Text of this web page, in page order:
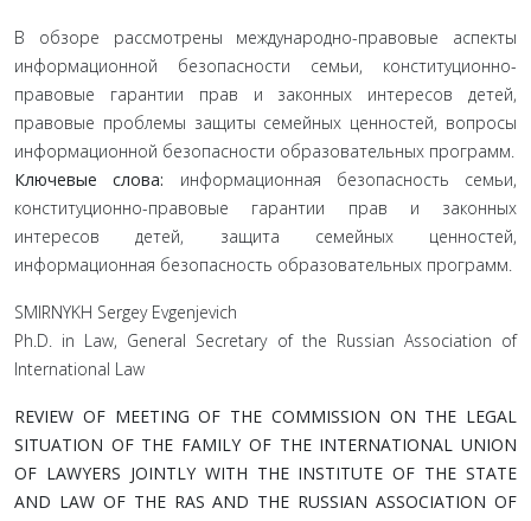
В обзоре рассмотрены международно-правовые аспекты
информационной безопасности семьи, конституционно-
правовые гарантии прав и законных интересов детей,
правовые проблемы защиты семейных ценностей, вопросы
информационной безопасности образовательных программ.
Ключевые слова: информационная безопасность семьи,
конституционно-правовые гарантии прав и законных
интересов детей, защита семейных ценностей,
информационная безопасность образовательных программ.
SMIRNYKH Sergey Evgenjevich
Ph.D. in Law, General Secretary of the Russian Association of
International Law
REVIEW OF MEETING OF THE COMMISSION ON THE LEGAL
SITUATION OF THE FAMILY OF THE INTERNATIONAL UNION
OF LAWYERS JOINTLY WITH THE INSTITUTE OF THE STATE
AND LAW OF THE RAS AND THE RUSSIAN ASSOCIATION OF